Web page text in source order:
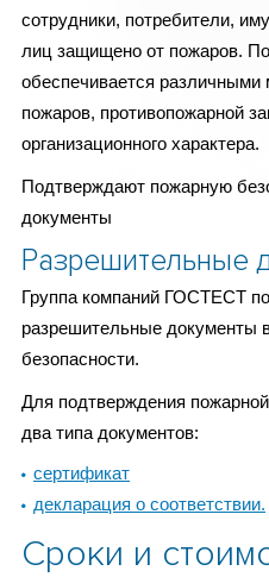
сотрудники, потребители,
лиц защищено от пожаров.
обеспечивается
пожаров, противопожарной
организационного характера.
Подтверждают пожарную
документы
Разрешительные
Группа компаний ГОСТЕСТ
разрешительные документы
безопасности.
Для подтверждения
два типа документов:
сертификат
декларация о соответствии.
Сроки и